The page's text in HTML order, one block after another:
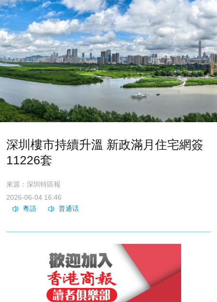
深圳樓市持續升溫 新政滿月住宅網簽
11226套
來源：深圳特區報
2026-06-04 16:46